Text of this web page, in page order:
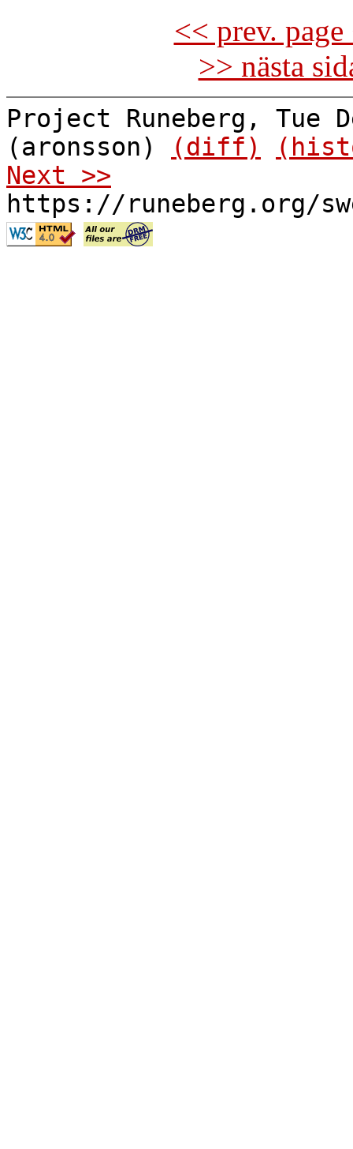
<< prev.
>> nästa
Project Runeberg, Tue
(aronsson)
(diff)
Next >>
https://runeberg.org/